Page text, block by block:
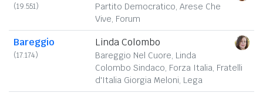
(19.551)
Partito Democratico, Arese Che
Vive, Forum
Bareggio
(17.174)
Linda Colombo
Bareggio Nel Cuore, Linda
Colombo Sindaco, Forza Italia, Fratelli
d'Italia Giorgia Meloni, Lega